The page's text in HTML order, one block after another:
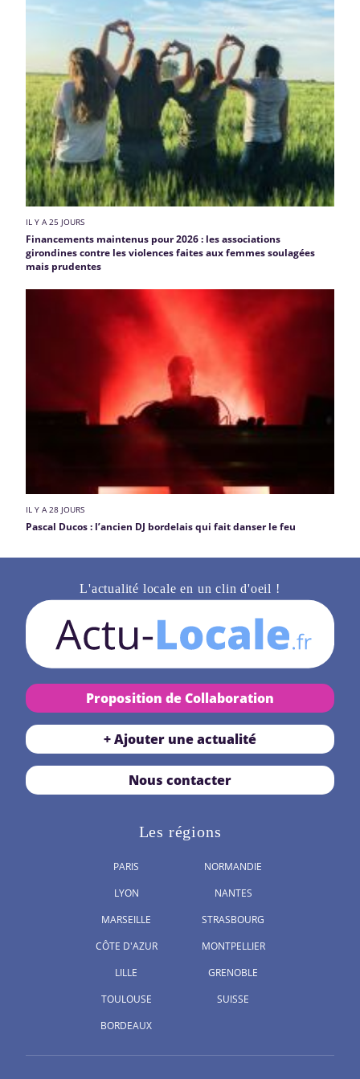
IL Y A 25 JOURS
Financements maintenus pour 2026 : les associations
girondines contre les violences faites aux femmes soulagées
mais prudentes
IL Y A 28 JOURS
Pascal Ducos : l’ancien DJ bordelais qui fait danser le feu
L'actualité locale en un clin d'oeil !
Proposition de Collaboration
+ Ajouter une actualité
Nous contacter
Les régions
PARIS
LYON
MARSEILLE
CÔTE D'AZUR
LILLE
TOULOUSE
BORDEAUX
NORMANDIE
NANTES
STRASBOURG
MONTPELLIER
GRENOBLE
SUISSE